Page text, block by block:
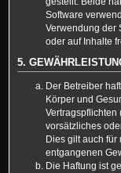
Software
Verwendung der
oder auf Inhalte
5.
Der Betreiber
Körper und
Vertragspflichten
vorsätzliches
Dies gilt auch
entgangenen
Die Haftung ist